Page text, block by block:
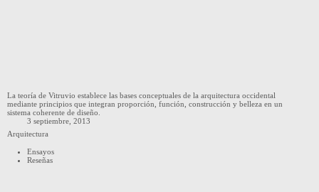
La teoría de Vitruvio establece las bases conceptuales de la arquitectura occidental
mediante principios que integran proporción, función, construcción y belleza en un
sistema coherente de diseño.
3 septiembre, 2013
Arquitectura
Ensayos
Reseñas